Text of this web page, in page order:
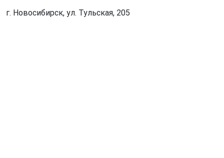
г. Новосибирск, ул. Тульская, 205